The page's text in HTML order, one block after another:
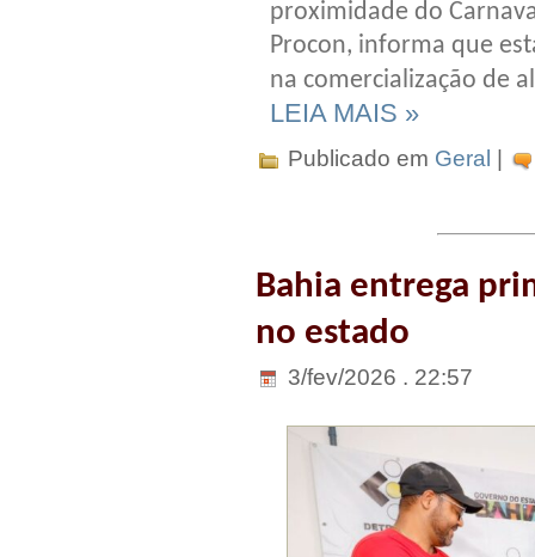
proximidade do
Procon, informa que
na comercialização de
LEIA MAIS »
Publicado em Geral
Bahia entrega
no estado
3/fev/2026 . 22:57